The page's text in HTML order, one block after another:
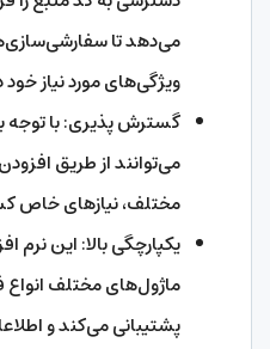
می‌دهد تا
ویژگی‌های مورد نیاز
گسترش پذیری: با توجه به
می‌توانند از طریق
مختلف، نیازهای خاص
یکپارچگی بالا: این نرم
ماژول‌های مختلف انواع
پشتیبانی می‌کند و